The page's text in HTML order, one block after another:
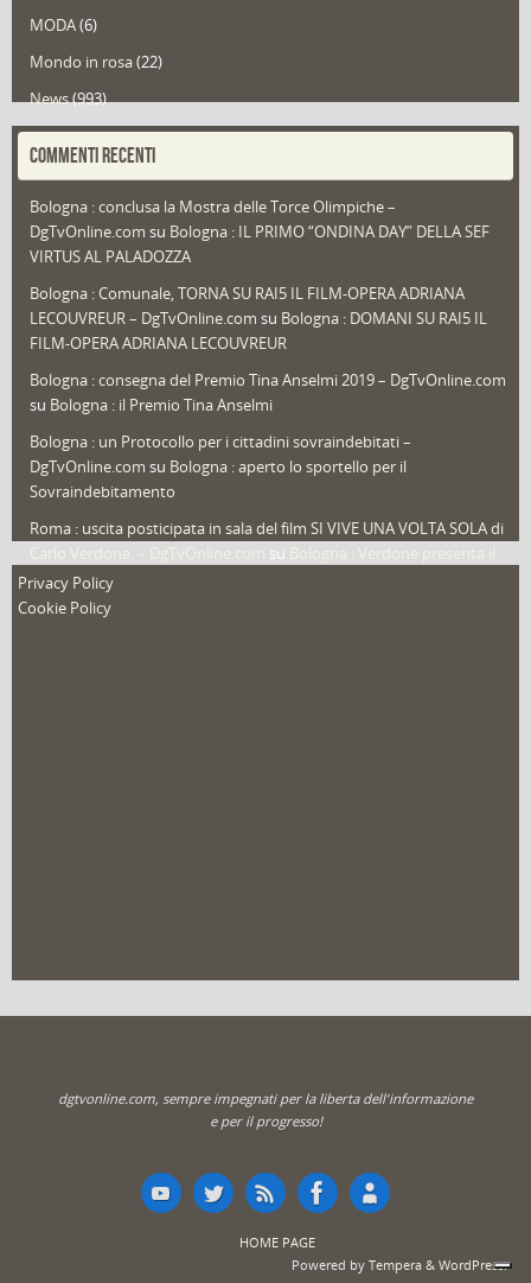
MODA(6)
Mondo in rosa(22)
News(993)
Portfolio(1)
Redazioni(1.049)
Speciali (22)
Sport
That's Bologna Magazine(25)
Video (archivio) (263)
COMMENTI RECENTI
Bologna : conclusa la Mostra delle Torce Olimpiche –
DgTvOnline.com su Bologna : IL PRIMO “ONDINA DAY” DELLA SEF
VIRTUS AL PALADOZZA
Bologna : Comunale, TORNA SU RAI5 IL FILM-OPERA ADRIANA
LECOUVREUR – DgTvOnline.com su Bologna : DOMANI SU RAI5 IL
FILM-OPERA ADRIANA LECOUVREUR
Bologna : consegna del Premio Tina Anselmi 2019 – DgTvOnline.com
su Bologna : il Premio Tina Anselmi
Bologna : un Protocollo per i cittadini sovraindebitati –
DgTvOnline.com su Bologna : aperto lo sportello per il
Sovraindebitamento
Roma : uscita posticipata in sala del film SI VIVE UNA VOLTA SOLA di
su
nuovo film
Privacy Policy
Cookie Policy
dgtvonline.com, sempre impegnati per la liberta dell'informazione
e per il progresso!
HOME PAGE
Powered by Tempera & WordPress.